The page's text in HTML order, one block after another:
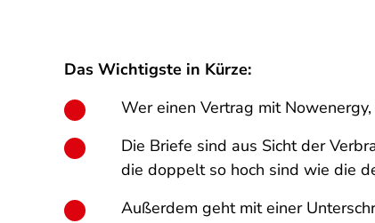
Das Wichtigste in Kürze:
Wer einen Vertrag mit
Die Briefe sind aus Sicht der
die doppelt so hoch sind wie die
Außerdem geht mit einer